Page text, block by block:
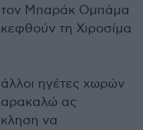
τον Μπαράκ Ομπάμα
τη Χιροσίμα
ηγέτες χωρών
ας
να